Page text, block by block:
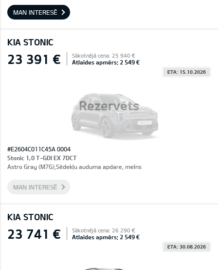
MAN INTERESĒ
KIA STONIC
Rezervēts
23 391 € Sākotnējā cena: 25 940 €
Atlaides apmērs: 2 549 €
ETA: 15.10.2026
#E2604C011C45A 0004
Stonic 1,0 T-GDI EX 7DCT
Astro Gray (M7G),Sēdekļu auduma apdare, melns
MAN INTERESĒ
KIA STONIC
23 741 € Sākotnējā cena: 26 290 €
Atlaides apmērs: 2 549 €
ETA: 30.08.2026